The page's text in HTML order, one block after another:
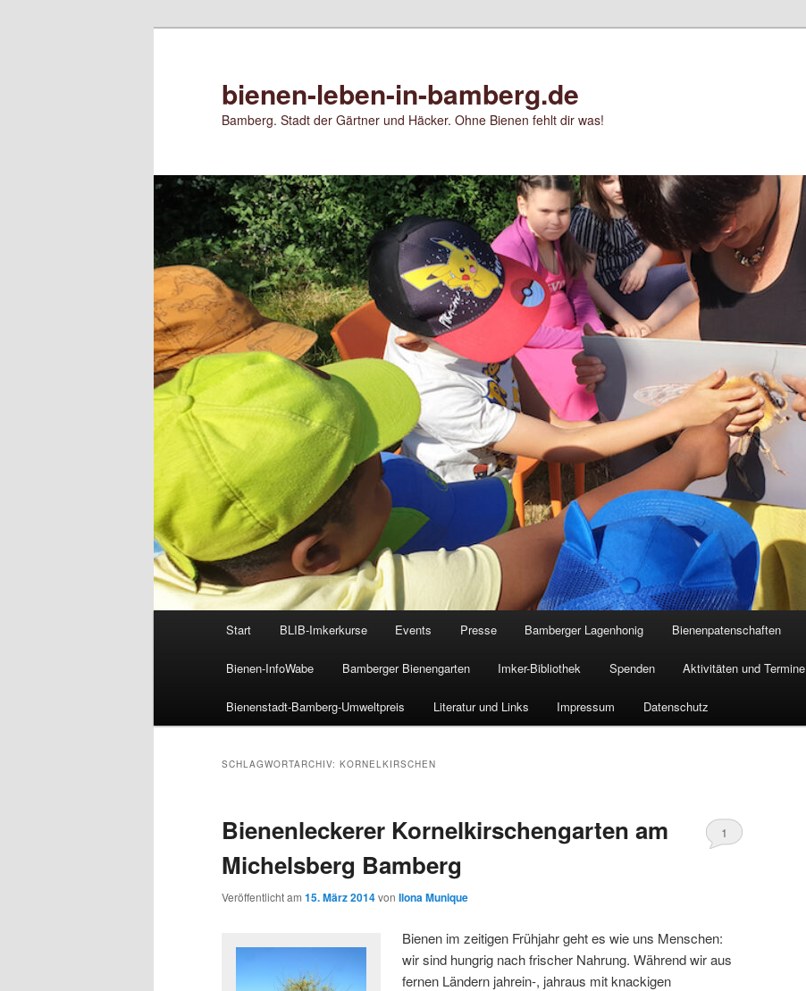
bienen-leben-in-bamberg.de
Bamberg. Stadt der Gärtner und Häcker. Ohne Bienen fehlt dir was!
Start BLIB-Imkerkurse Events Presse Bamberger Lagenhonig Bienenpatenschaften
Bienen-InfoWabe Bamberger Bienengarten Imker-Bibliothek Spenden Aktivitäten und Termine
Bienenstadt-Bamberg-Umweltpreis Literatur und Links Impressum Datenschutz
SCHLAGWORTARCHIV: KORNELKIRSCHEN
Bienenleckerer Kornelkirschengarten am
Michelsberg Bamberg
Veröffentlicht am 15. März 2014von Ilona Munique
1
Bienen im zeitigen Frühjahr geht es wie uns Menschen:
wir sind hungrig nach frischer Nahrung. Während wir aus
fernen Ländern jahrein-, jahraus mit knackigen